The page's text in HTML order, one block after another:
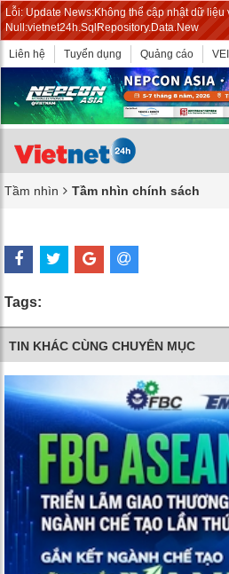
Lỗi: Update News:Không thể cập nhật dữ liệu
Null:vietnet24h.SqlRepository.Data.New
Liên hệ Tuyển dụng Quảng cáo
Tầm nhìn Tầm nhìn chính sách
Tags:
TIN KHÁC CÙNG CHUYÊN MỤC